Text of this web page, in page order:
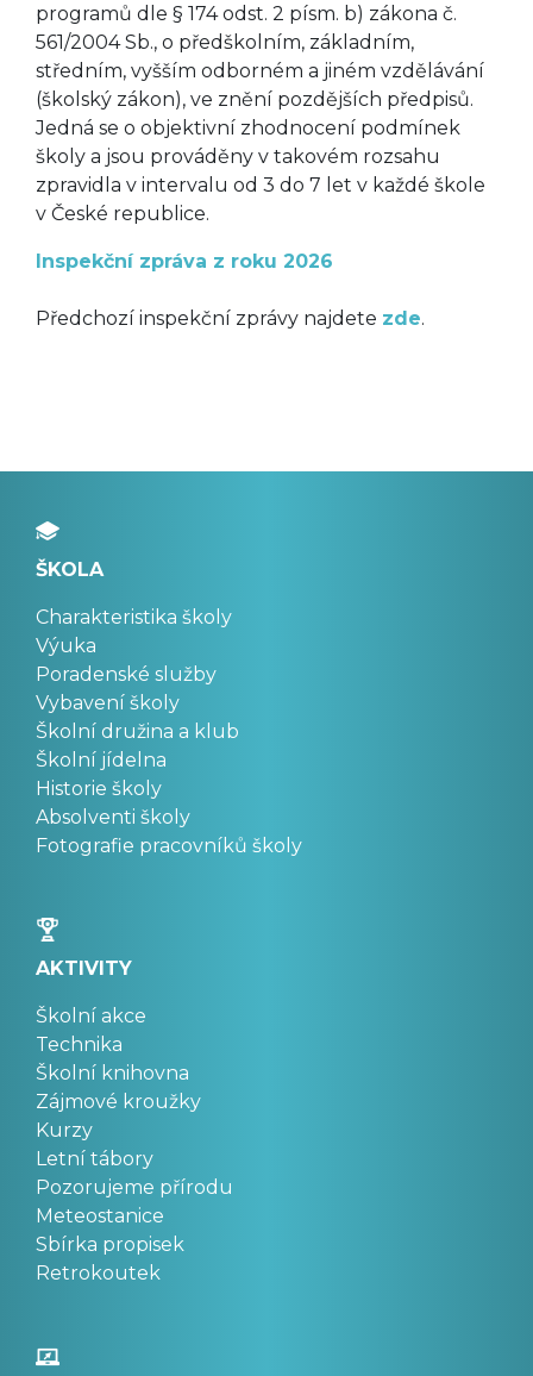
programů dle § 174 odst. 2 písm. b) zákona č.
561/2004 Sb., o předškolním, základním,
středním, vyšším odborném a jiném vzdělávání
(školský zákon), ve znění pozdějších předpisů.
Jedná se o objektivní zhodnocení podmínek
školy a jsou prováděny v takovém rozsahu
zpravidla v intervalu od 3 do 7 let v každé škole
v České republice.
Inspekční zpráva z roku 2026
Předchozí inspekční zprávy najdete zde.
ŠKOLA
Charakteristika školy
Výuka
Poradenské služby
Vybavení školy
Školní družina a klub
Školní jídelna
Historie školy
Absolventi školy
Fotografie pracovníků školy
AKTIVITY
Školní akce
Technika
Školní knihovna
Zájmové kroužky
Kurzy
Letní tábory
Pozorujeme přírodu
Meteostanice
Sbírka propisek
Retrokoutek